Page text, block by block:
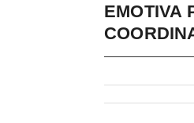
EMOTIVA